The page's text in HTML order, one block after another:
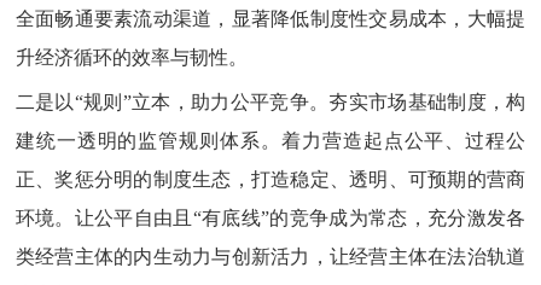
全面畅通要素流动渠道，显著降低制度性交易成本，大幅提
升经济循环的效率与韧性。
二是以“规则”立本，助力公平竞争。夯实市场基础制度，构
建统一透明的监管规则体系。着力营造起点公平、过程公
正、奖惩分明的制度生态，打造稳定、透明、可预期的营商
环境。让公平自由且“有底线”的竞争成为常态，充分激发各
类经营主体的内生动力与创新活力，让经营主体在法治轨道